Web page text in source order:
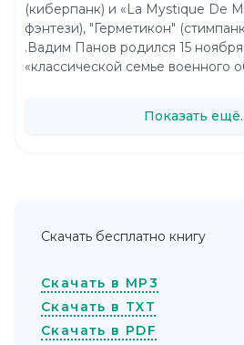
(киберпанк) и «La Mystique De
фэнтези), "Герметикон"
.Вадим Панов родился 15 ноября
«классической семье военного
Показать
Скачать бесплатно книгу
Скачать в MP3
Скачать в TXT
Скачать в PDF